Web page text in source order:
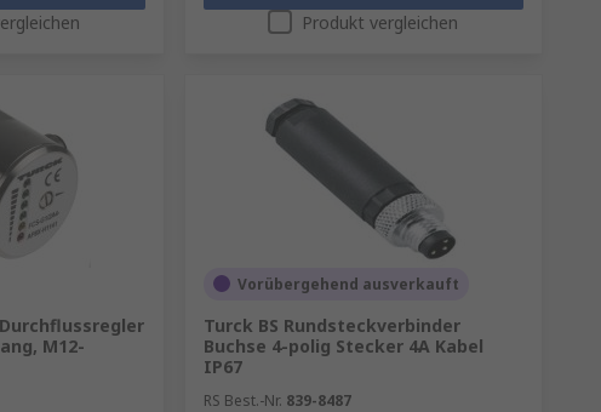
Produkt vergleichen
M12-
Vorübergehend ausverkauft
Turck BS Rundsteckverbinder
Buchse 4-polig Stecker 4A Kabel
IP67
RS Best.-Nr. 839-8487